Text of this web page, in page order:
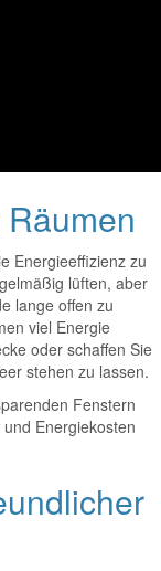
Energieeffizienz zu
lüften, aber
lange offen zu
viel Energie
oder schaffen Sie
stehen zu lassen.
Fenstern
Energiekosten